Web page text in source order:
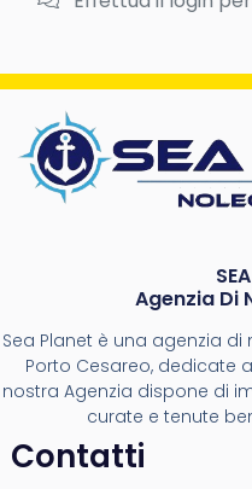
Agenzia Di
Sea Planet è una agenzia
Porto Cesareo, dedicate
nostra Agenzia dispone di
curate e tenute
Contatti